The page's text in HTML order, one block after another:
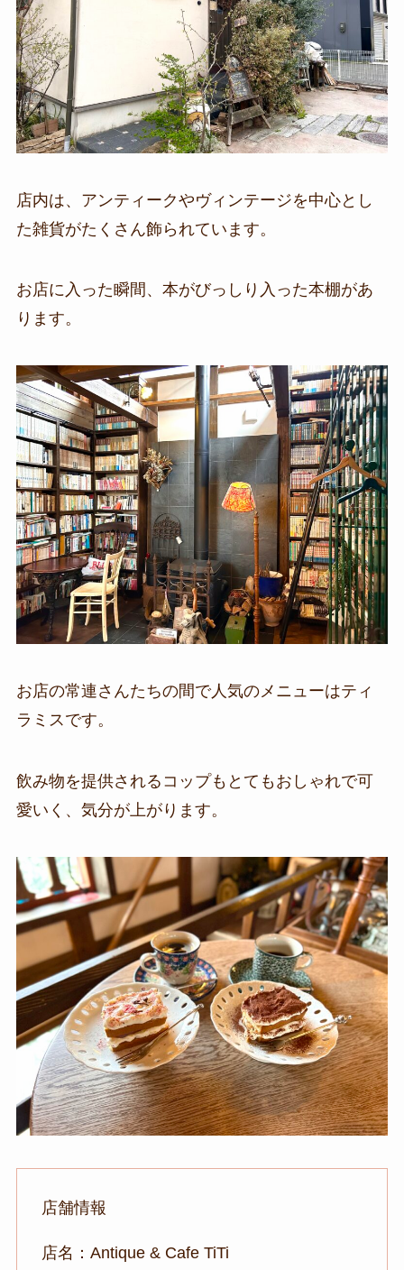
店内は、アンティークやヴィンテージを中心とし
た雑貨がたくさん飾られています。
お店に入った瞬間、本がびっしり入った本棚があ
ります。
お店の常連さんたちの間で人気のメニューはティ
ラミスです。
飲み物を提供されるコップもとてもおしゃれで可
愛いく、気分が上がります。
店舗情報
店名：Antique & Cafe TiTi